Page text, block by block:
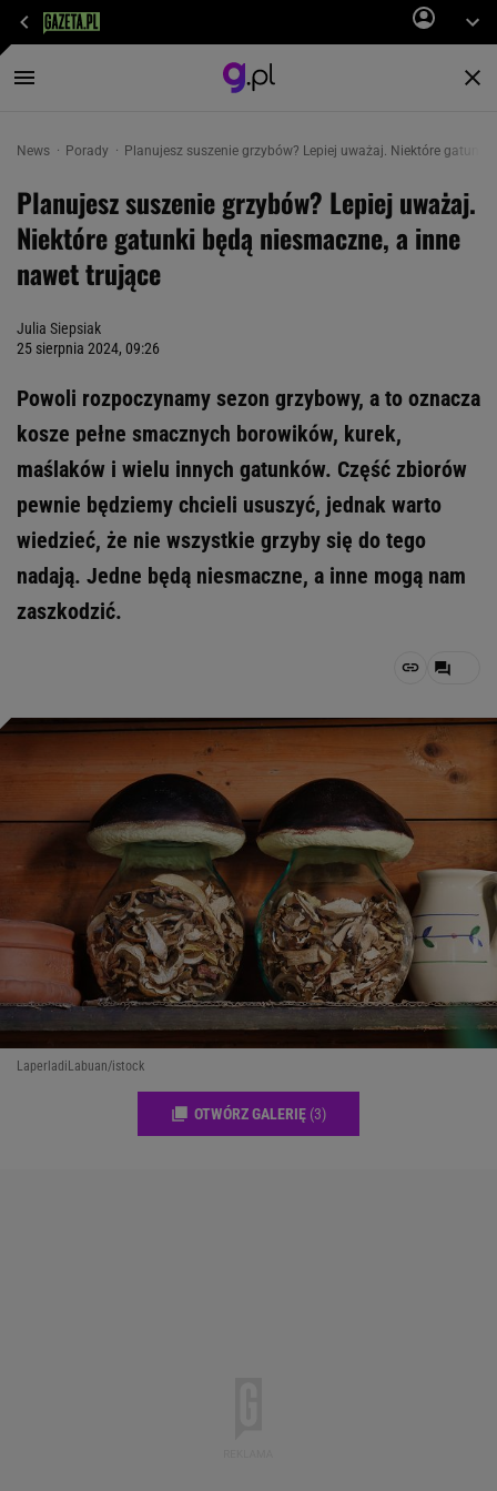
News Porady Planujesz suszenie grzybów? Lepiej uważaj. Niektóre
Planujesz suszenie grzybów? Lepiej uważaj.
Niektóre gatunki będą niesmaczne, a inne
nawet trujące
Julia Siepsiak
25 sierpnia 2024, 09:26
Powoli rozpoczynamy sezon grzybowy, a to oznacza
kosze pełne smacznych borowików, kurek,
maślaków i wielu innych gatunków. Część zbiorów
pewnie będziemy chcieli ususzyć, jednak warto
wiedzieć, że nie wszystkie grzyby się do tego
nadają. Jedne będą niesmaczne, a inne mogą nam
zaszkodzić.
LaperladiLabuan/istock
OTWÓRZ GALERIĘ (3)